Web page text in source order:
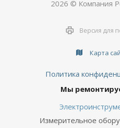
2026 © Компания
Версия для
Карта
Политика
Мы
Измерительное